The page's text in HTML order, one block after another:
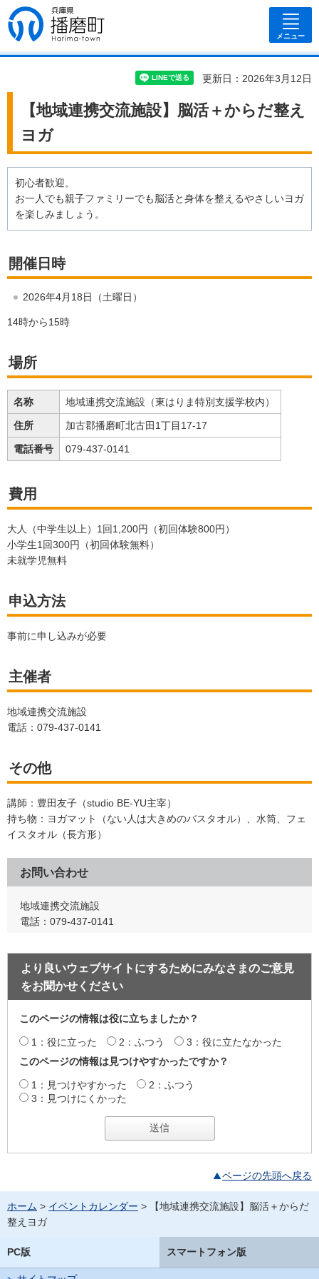
兵庫県 播磨
町
メニュー
更新日：2026年3月12日
【地域連携交流施設】脳活＋からだ整え
ヨガ
初心者歓迎。
お一人でも親子ファミリーでも脳活と身体を整えるやさしいヨガ
を楽しみましょう。
開催日時
2026年4月18日（土曜日）
14時から15時
場所
名称 地域連携交流施設（東はりま特別支援学校内）
住所 加古郡播磨町北古田1丁目17-17
電話番号 079-437-0141
費用
大人（中学生以上）1回1,200円（初回体験800円）
小学生1回300円（初回体験無料）
未就学児無料
申込方法
事前に申し込みが必要
主催者
地域連携交流施設
電話：079-437-0141
その他
講師：豊田友子（studio BE-YU主宰）
持ち物：ヨガマット（ない人は大きめのバスタオル）、水筒、フェ
イスタオル（長方形）
お問い合わせ
地域連携交流施設
電話：079-437-0141
より良いウェブサイトにするためにみなさまのご意見
をお聞かせください
このページの情報は役に立ちましたか？
1：役に立った 2：ふつう
3：役に立たなかった
このページの情報は見つけやすかったですか？
1：見つけやすかった
2：ふつう
3：見つけにくかった
ページの先頭へ戻る
ホーム > イベントカレンダー > 【地域連携交流施設】脳活＋からだ
整えヨガ
PC版 スマートフォン版